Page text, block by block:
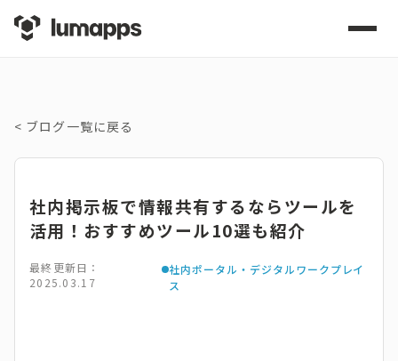
< ブログ一覧に戻る
社内掲示板で情報共有するならツールを
活用！おすすめツール10選も紹介
最終更新日：
2025.03.17
社内ポータル・デジタルワークプレイ
ス